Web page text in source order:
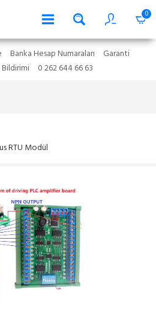
0
Banka Hesap Numaraları
Garanti
0 262 644 66 63
RTU Modül